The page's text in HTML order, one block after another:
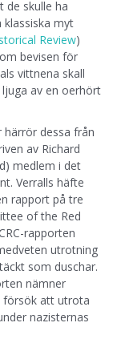
de skulle ha
klassiska myt
Review)
bevisen för
vittnena skall
av en oerhört
härrör dessa från
av Richard
medlem i det
Verralls häfte
rapport på tre
of the Red
rapporten
utrotning
som duschar.
nämner
försök att utrota
nazisternas